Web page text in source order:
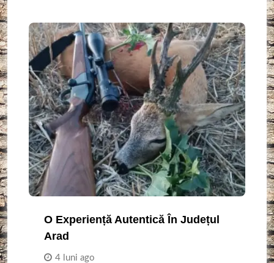
O Experiență Autentică În Județul
Arad
4 luni ago